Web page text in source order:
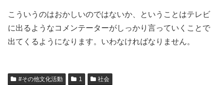
こういうのはおかしいのではないか、ということはテレビ
に出るようなコメンテーターがしっかり言っていくことで
出てくるようになります。いわなければなりません。
#その他文化活動 1 社会